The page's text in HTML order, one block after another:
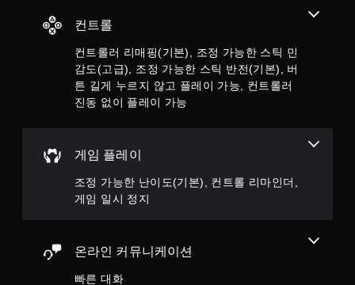
컨트롤
컨트롤러 리매핑(기본), 조정 가능한 스틱 민
감도(고급), 조정 가능한 스틱 반전(기본), 버
튼 길게 누르지 않고 플레이 가능, 컨트롤러
진동 없이 플레이 가능
지
않
고
도
게
임
을
레
하
메
뉴
색
할
수
게임 플레이
조정 가능한 난이도(기본), 컨트롤 리마인더,
게임 일시 정지
온라인 커뮤니케이션
빠른 대화